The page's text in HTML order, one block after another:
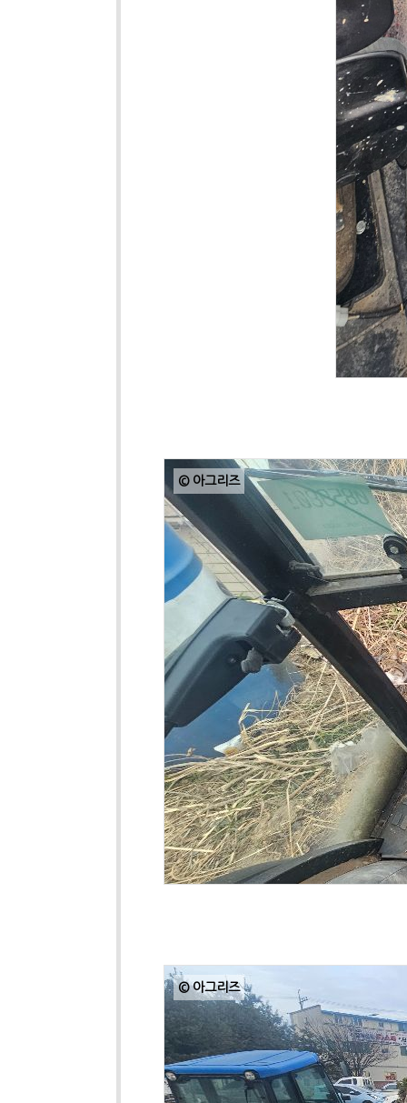
© 아그리즈
© 아그리즈